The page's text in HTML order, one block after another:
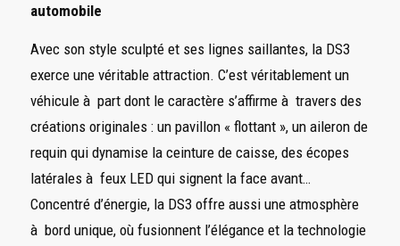
automobile
Avec son style sculpté et ses lignes saillantes, la DS3
exerce une véritable attraction. C’est véritablement un
véhicule à part dont le caractère s’affirme à travers des
créations originales : un pavillon « flottant », un aileron de
requin qui dynamise la ceinture de caisse, des écopes
latérales à feux LED qui signent la face avant…
Concentré d’énergie, la DS3 offre aussi une atmosphère
à bord unique, où fusionnent l’élégance et la technologie